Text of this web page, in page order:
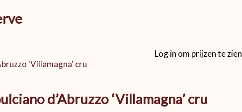
Log in om prijzen te zien
d’Abruzzo ‘Villamagna’ cru